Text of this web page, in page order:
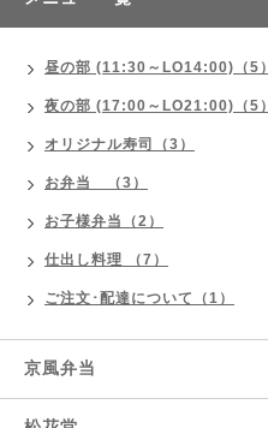
昼の部 (11:30～LO14:00)（5）
夜の部 (17:00～LO21:00)（5）
オリジナル寿司（3）
お弁当 （3）
お子様弁当（2）
仕出し料理 （7）
ご注文･配達について（1）
京風弁当